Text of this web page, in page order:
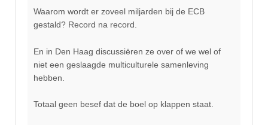
Waarom wordt er zoveel miljarden bij de ECB
gestald? Record na record.
En in Den Haag discussiëren ze over of we wel of
niet een geslaagde multiculturele samenleving
hebben.
Totaal geen besef dat de boel op klappen staat.